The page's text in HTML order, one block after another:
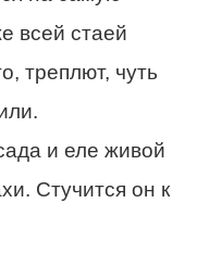
всей стаей
треплют, чуть
и еле живой
Стучится он к